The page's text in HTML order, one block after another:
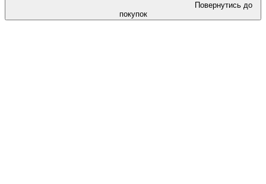
Повернутись до
покупок